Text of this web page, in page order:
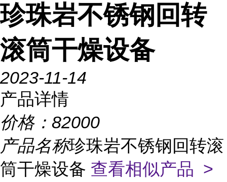
珍珠岩不锈钢回转
滚筒干燥设备
2023-11-14
产品详情
价格： 82000
产品名称珍珠岩不锈钢回转滚
筒干燥设备 查看相似产品 >